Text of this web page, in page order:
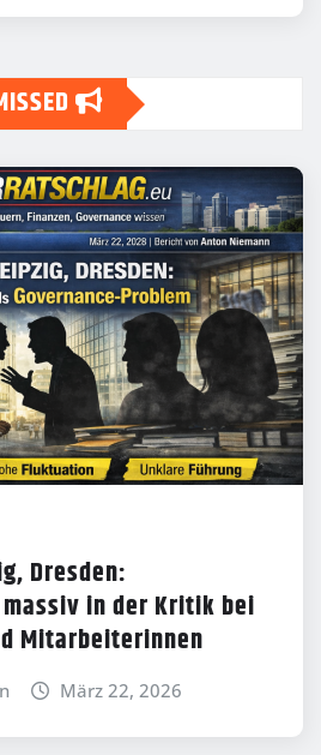
Dresden:
in der Kritik bei
Mitarbeiterinnen
März 22, 2026